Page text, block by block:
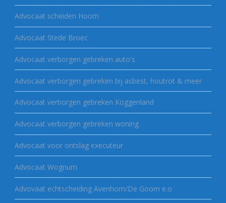
Advocaat scheiden Hoorn
Advocaat Stede Broec
Advocaat verborgen gebreken auto's
Advocaat verborgen gebreken bij asbest, houtrot & meer
Advocaat verborgen gebreken Koggenland
Advocaat verborgen gebreken woning
Advocaat voor ontslag executeur
Advocaat Wognum
Advovaat echtscheiding Avenhorn/De Goorn e.o